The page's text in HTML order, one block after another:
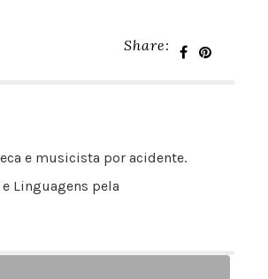
Share:
e musicista por acidente.
Linguagens pela